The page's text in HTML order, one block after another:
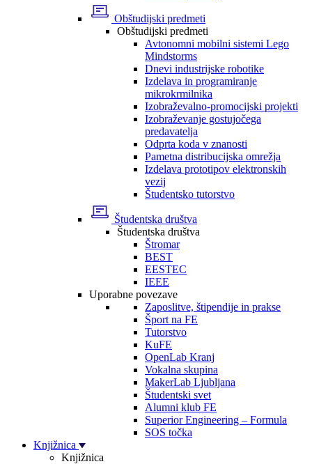
Obštudijski predmeti
Obštudijski predmeti
Avtonomni mobilni sistemi Lego
Mindstorms
Dnevi industrijske robotike
Izdelava in programiranje
mikrokrmilnika
Izobraževalno-promocijski projekti
Izobraževanje gostujočega
predavatelja
Odprta koda v znanosti
Pametna distribucijska omrežja
Izdelava prototipov elektronskih
vezij
Študentsko tutorstvo
Študentska društva
Študentska društva
Štromar
BEST
EESTEC
IEEE
Uporabne povezave
Zaposlitve, štipendije in prakse
Šport na FE
Tutorstvo
KuFE
OpenLab Kranj
Vokalna skupina
MakerLab Ljubljana
Študentski svet
Alumni klub FE
Superior Engineering – Formula
SOS točka
Knjižnica
Knjižnica